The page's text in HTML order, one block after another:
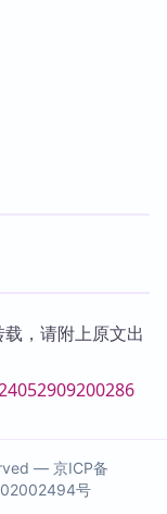
，请附上原文出
— 京ICP备
号